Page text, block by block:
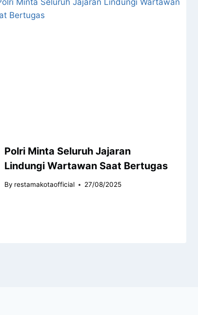
Polri Minta Seluruh Jajaran
Lindungi Wartawan Saat Bertugas
By restamakotaofficial 27/08/2025